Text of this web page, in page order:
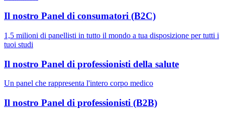
Il nostro Panel di consumatori (B2C)
1,5 milioni di panellisti in tutto il mondo a tua disposizione per tutti i
tuoi studi
Il nostro Panel di professionisti della salute
Un panel che rappresenta l'intero corpo medico
Il nostro Panel di professionisti (B2B)